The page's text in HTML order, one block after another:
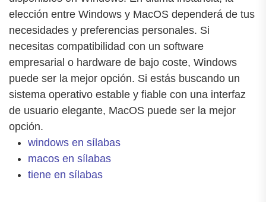
elección entre Windows y MacOS dependerá de tus
necesidades y preferencias personales. Si
necesitas compatibilidad con un software
empresarial o hardware de bajo coste, Windows
puede ser la mejor opción. Si estás buscando un
sistema operativo estable y fiable con una interfaz
de usuario elegante, MacOS puede ser la mejor
opción.
windows en sílabas
macos en sílabas
tiene en sílabas